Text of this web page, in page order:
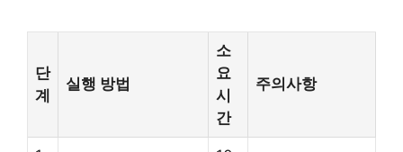
단
계
실행 방법
소
요
시
간
주의사항